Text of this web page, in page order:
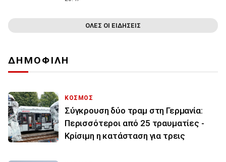
ΟΛΕΣ ΟΙ ΕΙΔΗΣΕΙΣ
ΔΗΜΟΦΙΛΗ
ΚΟΣΜΟΣ
Σύγκρουση δύο τραμ στη Γερμανία:
Περισσότεροι από 25 τραυματίες -
Κρίσιμη η κατάσταση για τρεις